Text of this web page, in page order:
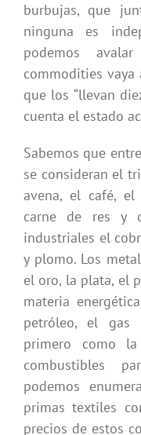
burbujas, que
ninguna es
podemos
commodities
que los “llevan
cuenta el estado
Sabemos que
se consideran el
avena, el café,
carne de res y
industriales el
y plomo. Los
el oro, la plata, el
materia
petróleo, el gas
primero como
combustibles
podemos
primas textiles
precios de estos